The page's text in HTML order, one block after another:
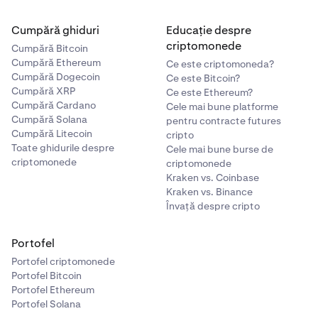
Secret Network (SCRT)
✅
Sei Network (SEI)
✅
Celestia (TIA)
✅
Cumpără ghiduri
Cumpără Bitcoin
Cumpără Ethereum
Cumpără Dogecoin
Cumpără XRP
Cumpără Cardano
Cumpără Solana
Cumpără Litecoin
Toate ghidurile despre
criptomonede
Educație despre
criptomonede
Ce este criptomoneda?
Ce este Bitcoin?
Ce este Ethereum?
Cele mai bune platforme
pentru contracte futures
cripto
Cele mai bune burse de
criptomonede
Kraken vs. Coinbase
Kraken vs. Binance
Învață despre cripto
Portofel
Portofel criptomonede
Portofel Bitcoin
Portofel Ethereum
Portofel Solana